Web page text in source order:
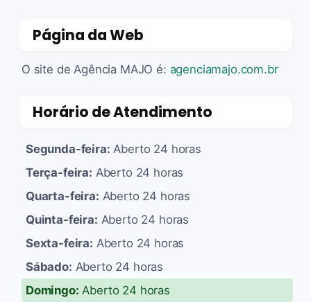
Página da Web
O site de Agência MAJO é: agenciamajo.com.br
Horário de Atendimento
Segunda-feira: Aberto 24 horas
Terça-feira: Aberto 24 horas
Quarta-feira: Aberto 24 horas
Quinta-feira: Aberto 24 horas
Sexta-feira: Aberto 24 horas
Sábado: Aberto 24 horas
Domingo: Aberto 24 horas